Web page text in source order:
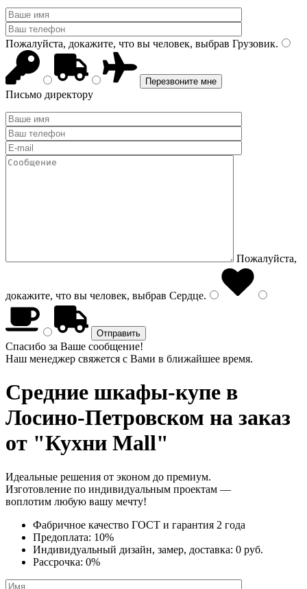
Пожалуйста, докажите, что вы человек, выбрав Грузовик.
Письмо директору
Пожалуйста,
докажите, что вы человек, выбрав Сердце.
Спасибо за Ваше сообщение!
Наш менеджер свяжется с Вами в ближайшее время.
Средние шкафы-купе в
Лосино-Петровском на заказ
от "Кухни Mall"
Идеальные решения от эконом до премиум.
Изготовление по индивидуальным проектам —
воплотим любую вашу мечту!
Фабричное качество ГОСТ и гарантия 2 года
Предоплата: 10%
Индивидуальный дизайн, замер, доставка: 0 руб.
Рассрочка: 0%